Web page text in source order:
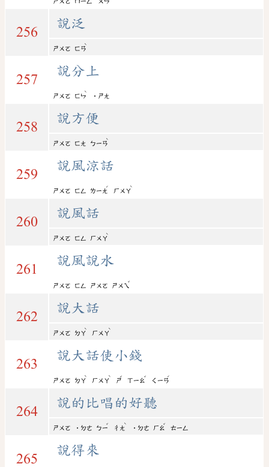
ㄕㄨㄛ ㄇㄧㄥ ㄨㄣ
256
說泛
ㄕㄨㄛ ㄈㄢ
ˋ
257
說分上
ㄕㄨㄛ ㄈㄣ
ˋ
˙ㄕㄤ
258
說方便
ㄕㄨㄛ ㄈㄤ ㄅㄧㄢ
ˋ
259
說風涼話
ㄕㄨㄛ ㄈㄥ ㄌㄧㄤ
ˊ
ㄏㄨㄚ
ˋ
260
說風話
ㄕㄨㄛ ㄈㄥ ㄏㄨㄚ
ˋ
261
說風說水
ㄕㄨㄛ ㄈㄥ ㄕㄨㄛ ㄕㄨㄟ
ˇ
262
說大話
ㄕㄨㄛ ㄉㄚ
ˋ
ㄏㄨㄚ
ˋ
263
說大話使小錢
ㄕㄨㄛ ㄉㄚ
ˋ
ㄏㄨㄚ
ˋ
ㄕ
ˇ
ㄒㄧㄠ
ˇ
ㄑㄧㄢ
ˊ
264
說的比唱的好聽
ㄕㄨㄛ ˙ㄉㄜ ㄅㄧ
ˇ
ㄔㄤ
ˋ
˙ㄉㄜ ㄏㄠ
ˇ
ㄊㄧㄥ
265
說得來